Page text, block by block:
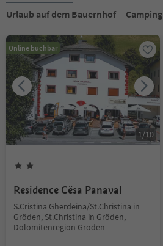
Urlaub auf dem Bauernhof
Camping
Online buchbar
1/10
Residence Cësa Panaval
S.Cristina Gherdëina/St.Christina in
Gröden, St.Christina in Gröden,
Dolomitenregion Gröden